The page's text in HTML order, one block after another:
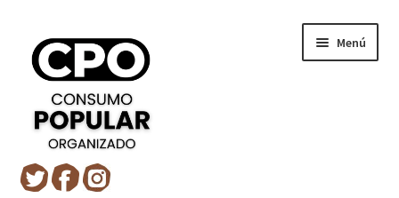
navegación
contenido
Menú
Inicio